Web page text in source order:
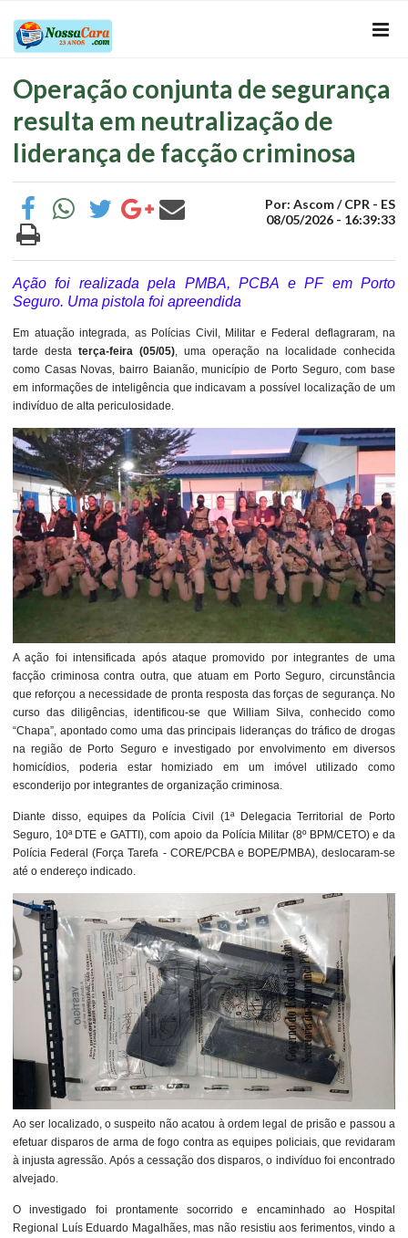
Operação conjunta de segurança
resulta em neutralização de
liderança de facção criminosa
Por: Ascom / CPR - ES
08/05/2026 - 16:39:33
Ação foi realizada pela PMBA, PCBA e PF em Porto
Seguro. Uma pistola foi apreendida
Em atuação integrada, as Polícias Civil, Militar e Federal deflagraram, na
tarde desta terça-feira (05/05), uma operação na localidade conhecida
como Casas Novas, bairro Baianão, município de Porto Seguro, com base
em informações de inteligência que indicavam a possível localização de um
indivíduo de alta periculosidade.
A ação foi intensificada após ataque promovido por integrantes de uma
facção criminosa contra outra, que atuam em Porto Seguro, circunstância
que reforçou a necessidade de pronta resposta das forças de segurança. No
curso das diligências, identificou-se que William Silva, conhecido como
“Chapa”, apontado como uma das principais lideranças do tráfico de drogas
na região de Porto Seguro e investigado por envolvimento em diversos
homicídios, poderia estar homiziado em um imóvel utilizado como
esconderijo por integrantes de organização criminosa.
Diante disso, equipes da Polícia Civil (1ª Delegacia Territorial de Porto
Seguro, 10ª DTE e GATTI), com apoio da Polícia Militar (8º BPM/CETO) e da
Polícia Federal (Força Tarefa - CORE/PCBA e BOPE/PMBA), deslocaram-se
até o endereço indicado.
Ao ser localizado, o suspeito não acatou à ordem legal de prisão e passou a
efetuar disparos de arma de fogo contra as equipes policiais, que revidaram
à injusta agressão. Após a cessação dos disparos, o indivíduo foi encontrado
alvejado.
O investigado foi prontamente socorrido e encaminhado ao Hospital
Regional Luís Eduardo Magalhães, mas não resistiu aos ferimentos, vindo a